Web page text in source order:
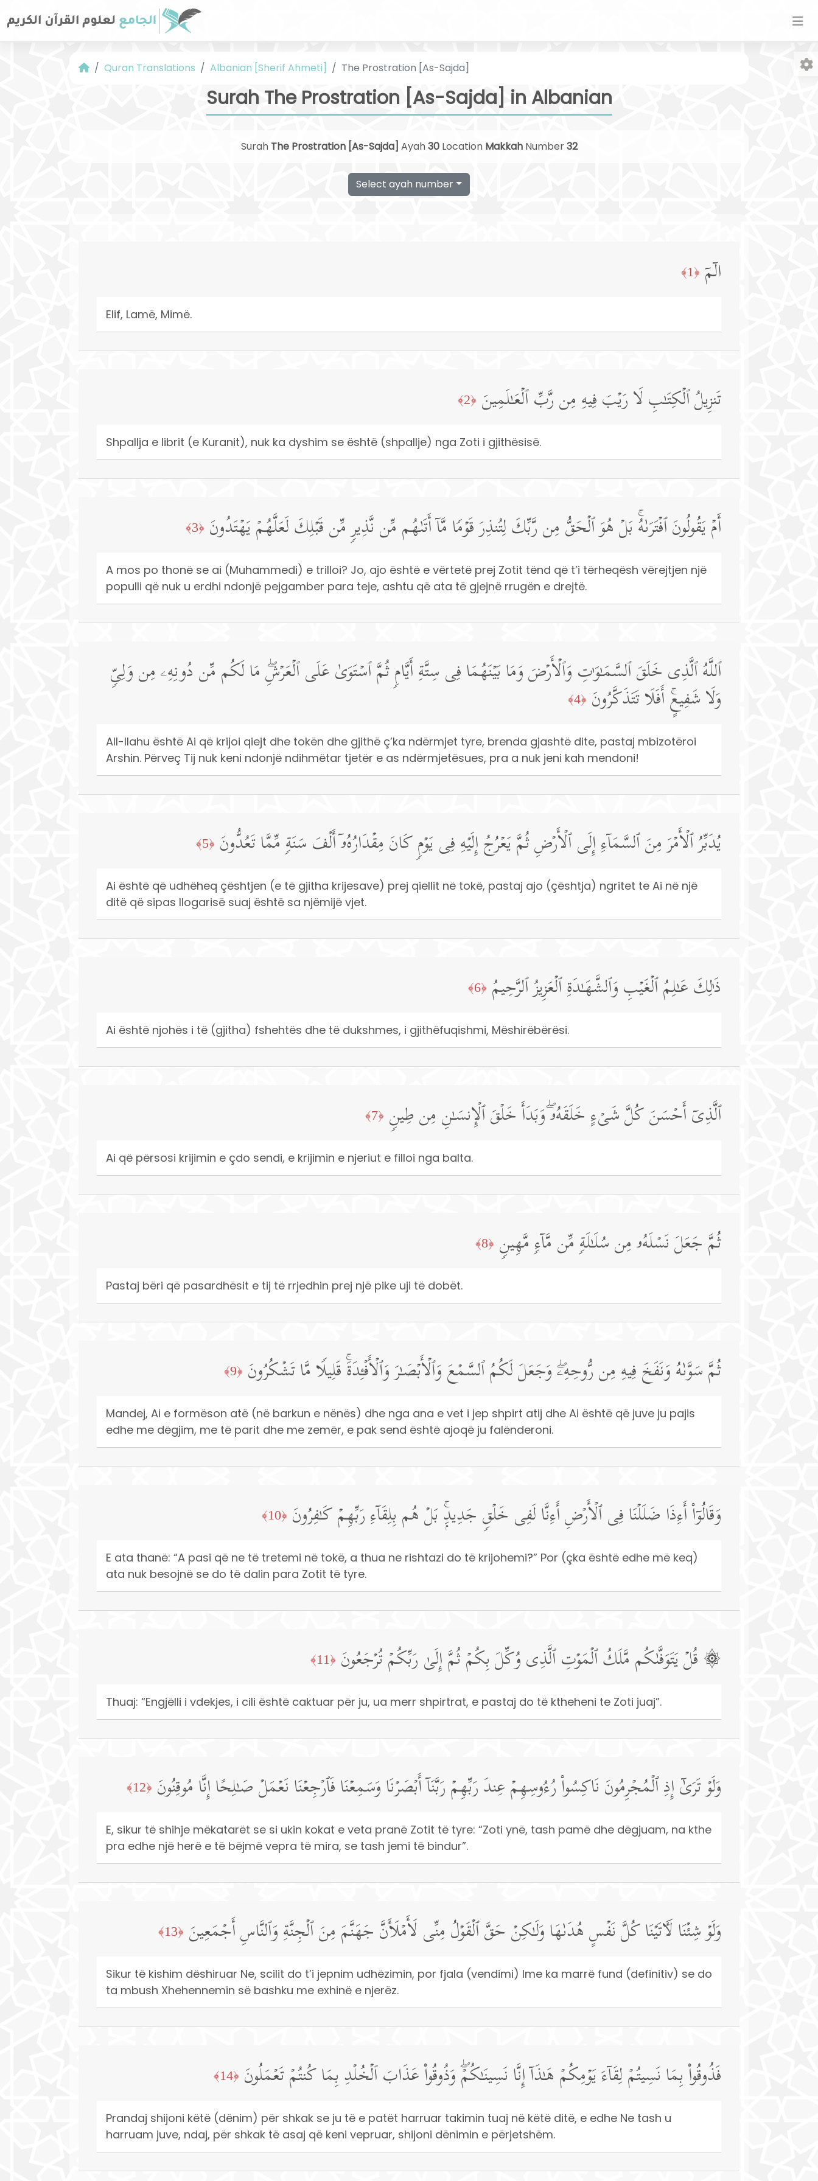
Quran Translations Albanian [Sherif Ahmeti] The Prostration [As-Sajda]
Surah The Prostration [As-Sajda] in Albanian
Surah The Prostration [As-Sajda] Ayah30Location MakkahNumber32
Select ayah number
الۤمۤ ﴿1﴾
Elif, Lamë, Mimë.
تَنزِیلُ ٱلۡكِتَـٰبِ لَا رَیۡبَ فِیهِ مِن رَّبِّ ٱلۡعَـٰلَمِینَ ﴿2﴾
Shpallja e librit (e Kuranit), nuk ka dyshim se është (shpallje) nga Zoti i gjithësisë.
أَمۡ یَقُولُونَ ٱفۡتَرَىٰهُۚ بَلۡ هُوَ ٱلۡحَقُّ مِن رَّبِّكَ لِتُنذِرَ قَوۡمࣰا مَّاۤ أَتَىٰهُم مِّن نَّذِیرࣲ مِّن قَبۡلِكَ لَعَلَّهُمۡ یَهۡتَدُونَ ﴿3﴾
A mos po thonë se ai (Muhammedi) e trilloi? Jo, ajo është e vërtetë prej Zotit tënd që t’i tërheqësh vërejtjen një
populli që nuk u erdhi ndonjë pejgamber para teje, ashtu që ata të gjejnë rrugën e drejtë.
ٱللَّهُ ٱلَّذِی خَلَقَ ٱلسَّمَـٰوَ ٰ⁠تِ وَٱلۡأَرۡضَ وَمَا بَیۡنَهُمَا فِی سِتَّةِ أَیَّامࣲ ثُمَّ ٱسۡتَوَىٰ عَلَى ٱلۡعَرۡشِۖ مَا لَكُم مِّن دُونِهِۦ مِن وَلِیࣲّ
وَلَا شَفِیعٍۚ أَفَلَا تَتَذَكَّرُونَ ﴿4﴾
All-llahu është Ai që krijoi qiejt dhe tokën dhe gjithë ç’ka ndërmjet tyre, brenda gjashtë dite, pastaj mbizotëroi
Arshin. Përveç Tij nuk keni ndonjë ndihmëtar tjetër e as ndërmjetësues, pra a nuk jeni kah mendoni!
یُدَبِّرُ ٱلۡأَمۡرَ مِنَ ٱلسَّمَاۤءِ إِلَى ٱلۡأَرۡضِ ثُمَّ یَعۡرُجُ إِلَیۡهِ فِی یَوۡمࣲ كَانَ مِقۡدَارُهُۥۤ أَلۡفَ سَنَةࣲ مِّمَّا تَعُدُّونَ ﴿5﴾
Ai është që udhëheq çështjen (e të gjitha krijesave) prej qiellit në tokë, pastaj ajo (çështja) ngritet te Ai në një
ditë që sipas llogarisë suaj është sa njëmijë vjet.
ذَ ٰ⁠لِكَ عَـٰلِمُ ٱلۡغَیۡبِ وَٱلشَّهَـٰدَةِ ٱلۡعَزِیزُ ٱلرَّحِیمُ ﴿6﴾
Ai është njohës i të (gjitha) fshehtës dhe të dukshmes, i gjithëfuqishmi, Mëshirëbërësi.
ٱلَّذِیۤ أَحۡسَنَ كُلَّ شَیۡءٍ خَلَقَهُۥۖ وَبَدَأَ خَلۡقَ ٱلۡإِنسَـٰنِ مِن طِینࣲ ﴿7﴾
Ai që përsosi krijimin e çdo sendi, e krijimin e njeriut e filloi nga balta.
ثُمَّ جَعَلَ نَسۡلَهُۥ مِن سُلَـٰلَةࣲ مِّن مَّاۤءࣲ مَّهِینࣲ ﴿8﴾
Pastaj bëri që pasardhësit e tij të rrjedhin prej një pike uji të dobët.
ثُمَّ سَوَّىٰهُ وَنَفَخَ فِیهِ مِن رُّوحِهِۦۖ وَجَعَلَ لَكُمُ ٱلسَّمۡعَ وَٱلۡأَبۡصَـٰرَ وَٱلۡأَفۡـِٔدَةَۚ قَلِیلࣰا مَّا تَشۡكُرُونَ ﴿9﴾
Mandej, Ai e formëson atë (në barkun e nënës) dhe nga ana e vet i jep shpirt atij dhe Ai është që juve ju pajis
edhe me dëgjim, me të parit dhe me zemër, e pak send është ajoqë ju falënderoni.
وَقَالُوۤا۟ أَءِذَا ضَلَلۡنَا فِی ٱلۡأَرۡضِ أَءِنَّا لَفِی خَلۡقࣲ جَدِیدِۭۚ بَلۡ هُم بِلِقَاۤءِ رَبِّهِمۡ كَـٰفِرُونَ ﴿10﴾
E ata thanë: “A pasi që ne të tretemi në tokë, a thua ne rishtazi do të krijohemi?” Por (çka është edhe më keq)
ata nuk besojnë se do të dalin para Zotit të tyre.
۞ قُلۡ یَتَوَفَّىٰكُم مَّلَكُ ٱلۡمَوۡتِ ٱلَّذِی وُكِّلَ بِكُمۡ ثُمَّ إِلَىٰ رَبِّكُمۡ تُرۡجَعُونَ ﴿11﴾
Thuaj: “Engjëlli i vdekjes, i cili është caktuar për ju, ua merr shpirtrat, e pastaj do të ktheheni te Zoti juaj”.
وَلَوۡ تَرَىٰۤ إِذِ ٱلۡمُجۡرِمُونَ نَاكِسُوا۟ رُءُوسِهِمۡ عِندَ رَبِّهِمۡ رَبَّنَاۤ أَبۡصَرۡنَا وَسَمِعۡنَا فَٱرۡجِعۡنَا نَعۡمَلۡ صَـٰلِحًا إِنَّا مُوقِنُونَ ﴿12﴾
E, sikur të shihje mëkatarët se si ukin kokat e veta pranë Zotit të tyre: “Zoti ynë, tash pamë dhe dëgjuam, na kthe
pra edhe një herë e të bëjmë vepra të mira, se tash jemi të bindur”.
وَلَوۡ شِئۡنَا لَـَٔاتَیۡنَا كُلَّ نَفۡسٍ هُدَىٰهَا وَلَـٰكِنۡ حَقَّ ٱلۡقَوۡلُ مِنِّی لَأَمۡلَأَنَّ جَهَنَّمَ مِنَ ٱلۡجِنَّةِ وَٱلنَّاسِ أَجۡمَعِینَ ﴿13﴾
Sikur të kishim dëshiruar Ne, scilit do t’i jepnim udhëzimin, por fjala (vendimi) Ime ka marrë fund (definitiv) se do
ta mbush Xhehennemin së bashku me exhinë e njerëz.
فَذُوقُوا۟ بِمَا نَسِیتُمۡ لِقَاۤءَ یَوۡمِكُمۡ هَـٰذَاۤ إِنَّا نَسِینَـٰكُمۡۖ وَذُوقُوا۟ عَذَابَ ٱلۡخُلۡدِ بِمَا كُنتُمۡ تَعۡمَلُونَ ﴿14﴾
Prandaj shijoni këtë (dënim) për shkak se ju të e patët harruar takimin tuaj në këtë ditë, e edhe Ne tash u
harruam juve, ndaj, për shkak të asaj që keni vepruar, shijoni dënimin e përjetshëm.